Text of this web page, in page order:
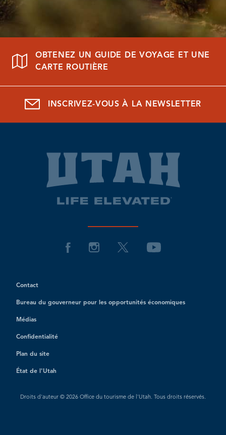
OBTENEZ UN GUIDE DE VOYAGE ET UNE
CARTE ROUTIÈRE
INSCRIVEZ-VOUS À LA NEWSLETTER
Contact
Bureau du gouverneur pour les opportunités économiques
Médias
Confidentialité
Plan du site
État de l'Utah
Droits d'auteur © 2026 Office du tourisme de l'Utah. Tous droits réservés.